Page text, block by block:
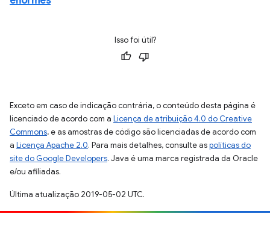
Isso foi útil?
Exceto em caso de indicação contrária, o conteúdo desta página é
licenciado de acordo com a Licença de atribuição 4.0 do Creative
Commons, e as amostras de código são licenciadas de acordo com
a Licença Apache 2.0. Para mais detalhes, consulte aspolíticas do
site do Google Developers. Java é uma marca registrada da Oracle
e/ou afiliadas.
Última atualização 2019-05-02 UTC.